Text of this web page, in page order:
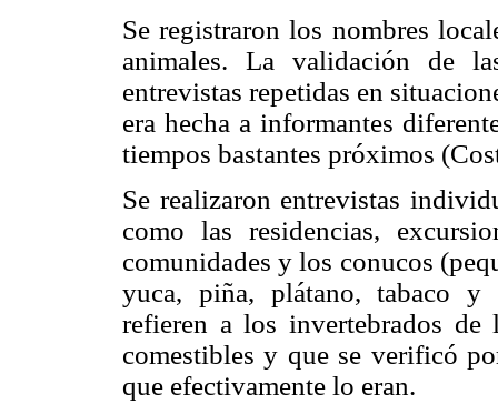
Se registraron los nombres
animales. La validación de
entrevistas repetidas en
era hecha a informantes
tiempos bastantes próximos
Se realizaron entrevistas
como las residencias,
comunidades y los conucos
yuca, piña, plátano, tabaco y
refieren a los invertebrados
comestibles y que se verificó
que efectivamente lo eran.